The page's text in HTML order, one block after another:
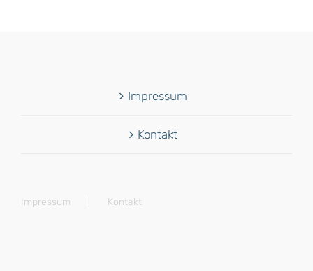
Impressum
Kontakt
Impressum Kontakt